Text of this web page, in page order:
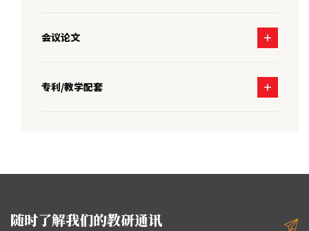
会议论文
专利/教学配套
随时了解我们的教研通讯